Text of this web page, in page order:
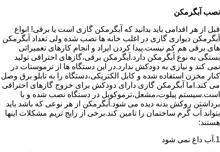
نصب آبگرمکن
قبل از هر اقدامی باید بدانید که آبگرمکن گازی است یا برقی! انواع
آبگرمکن دیواری گازی در اغلب خانه ها نصب شده ولی تعداد آبگرمکن
های برقی هم کم نیست.پیدا کردن ایراد و انجام کارهای تعمیراتی
بستگی به نوع آبگرمکن دارد.آبگرمکن برقی،گازهای احتراقی تولید
نمی کند و نیازی به دودکش ندارد.در این دستگاه ها از ترموستات در
کنار مخزن استفاده شده و کابل الکتریکی،دستگاه را به تابلو برق وصل
می کند.اما آبگرمکن گازی دارای دودکش برای خروج گازهای احتراقی
است.سیستم پیلوت،مشعل،ترموکوبل در دستگاه نصب شده و با
برداشتن روکش بدنه دیده می شود.آبگرمکن از هر نوعی که باشد باید
بتواند آب گرم ساختمان را تامین کند.برخی از رایج تریم مشکلات اینها
هستند:
1.آب داغ نمی شود